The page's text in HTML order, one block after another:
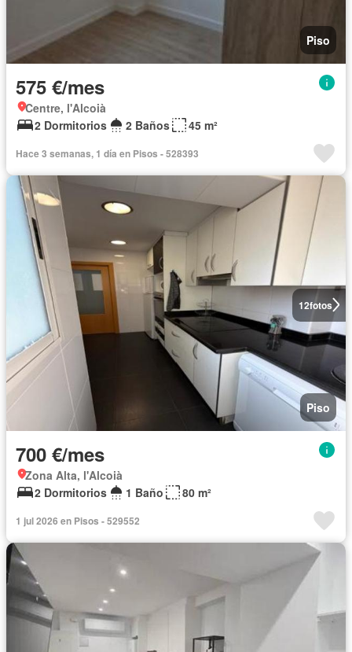
Piso
575 €/mes
Centre, l'Alcoià
2 Dormitorios
2 Baños 45 m²
Hace 3 semanas, 1 día en Pisos - 528393
12fotos
Piso
700 €/mes
Zona Alta, l'Alcoià
2 Dormitorios
1 Baño 80 m²
1 jul 2026 en Pisos - 529552